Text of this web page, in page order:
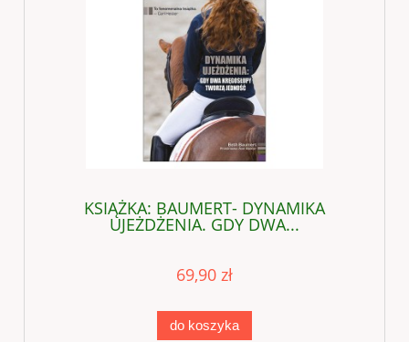
KSIĄŻKA: BAUMERT- DYNAMIKA
UJEŻDŻENIA. GDY DWA...
69,90 zł
do koszyka